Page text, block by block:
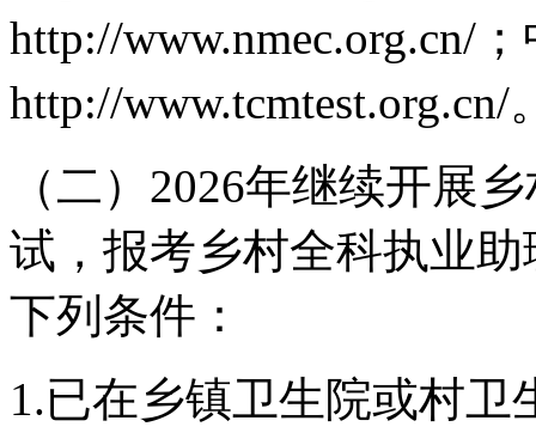
http://www.nmec.org.cn/
http://www.tcmtest.org.cn/
（二）2026年继续开展
试，报考乡村全科执业
下列条件：
1.已在乡镇卫生院或村